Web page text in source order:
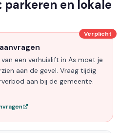
parkeren en lokale
Verplicht
een verhuislift in As moet je
aan de gevel. Vraag tijdig
aan bij de gemeente.